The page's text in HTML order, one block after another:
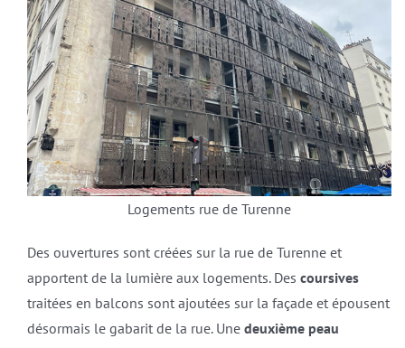
Logements rue de Turenne
Des ouvertures sont créées sur la rue de Turenne et
apportent de la lumière aux logements. Des coursives
traitées en balcons sont ajoutées sur la façade et épousent
désormais le gabarit de la rue. Une deuxième peau